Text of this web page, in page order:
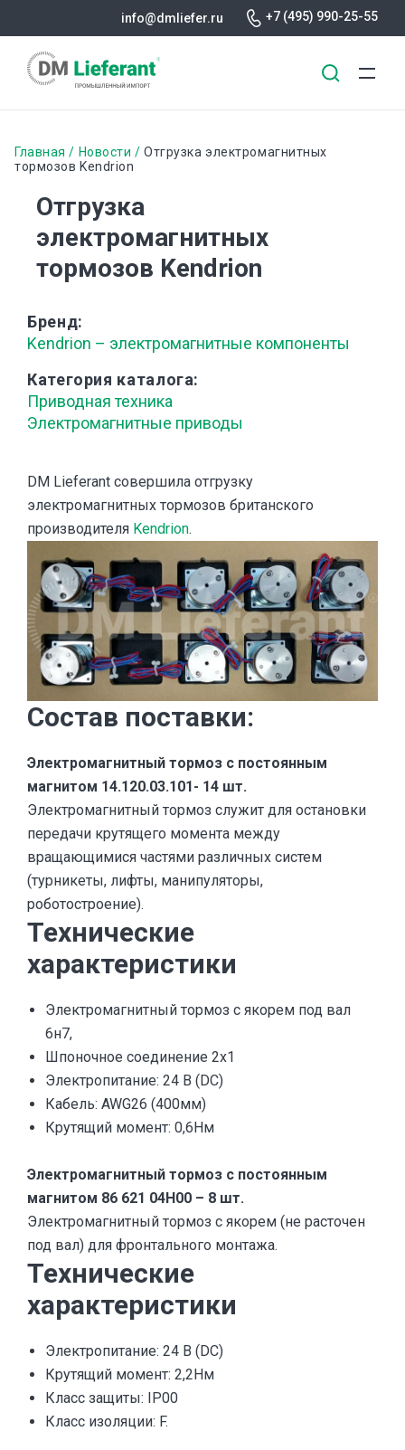
основному
info@dmliefer.ru +7 (495) 990-25-55
Строка
навигации
Главная Новости
Отгрузка электромагнитных
тормозов Kendrion
Отгрузка
электромагнитных
тормозов Kendrion
Бренд
Kendrion – электромагнитные компоненты
Категория каталога
Приводная техника
Электромагнитные приводы
DM Lieferant совершила отгрузку
электромагнитных тормозов британского
производителя Kendrion.
Состав поставки:
Электромагнитный тормоз с постоянным
магнитом 14.120.03.101- 14 шт.
Электромагнитный тормоз служит для остановки
передачи крутящего момента между
вращающимися частями различных систем
(турникеты, лифты, манипуляторы,
роботостроение).
Технические
характеристики
Электромагнитный тормоз с якорем под вал
6н7,
Шпоночное соединение 2х1
Электропитание: 24 В (DC)
Кабель: AWG26 (400мм)
Крутящий момент: 0,6Нм
Электромагнитный тормоз с постоянным
магнитом 86 621 04Н00 – 8 шт.
Электромагнитный тормоз с якорем (не расточен
под вал) для фронтального монтажа.
Технические
характеристики
Электропитание: 24 В (DC)
Крутящий момент: 2,2Нм
Класс защиты: IP00
Класс изоляции: F.